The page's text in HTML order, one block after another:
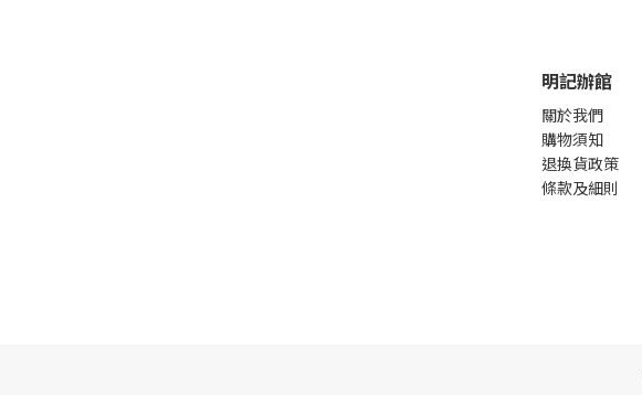
明記辦館
關於我們
購物須知
退換貨政策
條款及細則